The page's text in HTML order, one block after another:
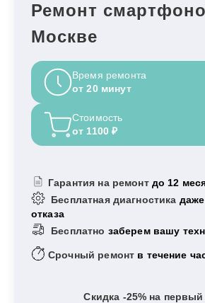
Ремонт
Москве
Время ремонта
от 20 минут
Стоимость
от 1100 ₽
Гарантия на ремонт до 12
Бесплатная диагностика
отказа
Бесплатно заберем вашу
Срочный ремонт в течение
Скидка -25% на первый